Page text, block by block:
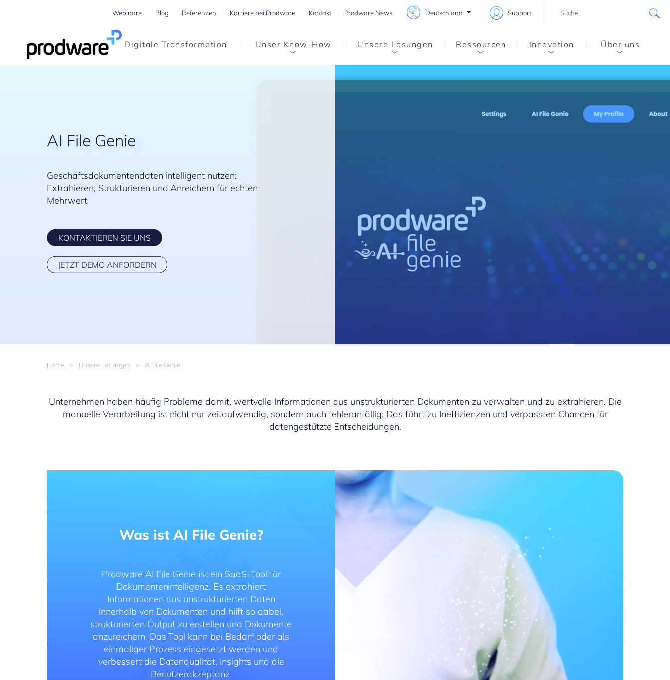
Webinare Blog Referenzen Karriere bei Prodware Kontakt Prodware News Deutschland Support
Digitale Transformation Unser Know-How Unsere Lösungen Ressourcen Innovation Über uns
AI File Genie
Geschäftsdokumentendaten intelligent nutzen:
Extrahieren, Strukturieren und Anreichern für echten
Mehrwert
KONTAKTIEREN SIE UNS
JETZT DEMO ANFORDERN
Home Unsere Lösungen AI File Genie
Unternehmen haben häufig Probleme damit, wertvolle Informationen aus unstrukturierten Dokumenten zu verwalten und zu extrahieren. Die
manuelle Verarbeitung ist nicht nur zeitaufwendig, sondern auch fehleranfällig. Das führt zu Ineffizienzen und verpassten Chancen für
datengestützte Entscheidungen.
Was ist AI File Genie?
Prodware AI File Genie ist ein SaaS-Tool für
Dokumentenintelligenz. Es extrahiert
Informationen aus unstrukturierten Daten
innerhalb von Dokumenten und hilft so dabei,
strukturierten Output zu erstellen und Dokumente
anzureichern. Das Tool kann bei Bedarf oder als
einmaliger Prozess eingesetzt werden und
verbessert die Datenqualität, Insights und die
Benutzerakzeptanz.